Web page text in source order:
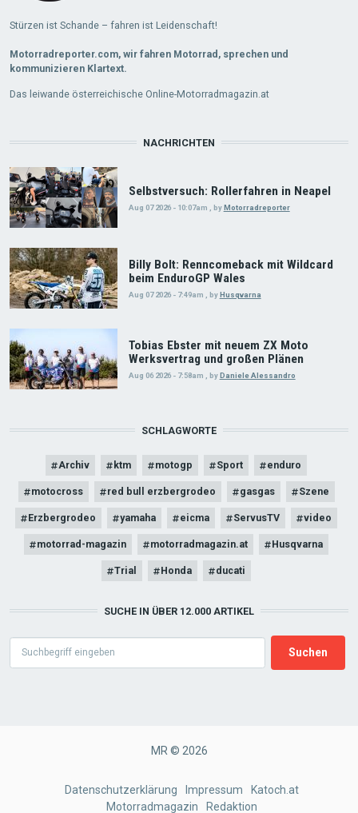
Stürzen ist Schande – fahren ist Leidenschaft!
Motorradreporter.com, wir fahren Motorrad, sprechen und
kommunizieren Klartext.
Das leiwande österreichische Online-Motorradmagazin.at
NACHRICHTEN
Selbstversuch: Rollerfahren in Neapel
Aug 07 2026 - 10:07am byMotorradreporter
Billy Bolt: Renncomeback mit Wildcard
beim EnduroGP Wales
Aug 07 2026 - 7:49am byHusqvarna
Tobias Ebster mit neuem ZX Moto
Werksvertrag und großen Plänen
Aug 06 2026 - 7:58am byDaniele Alessandro
SCHLAGWORTE
Archiv ktm motogp Sport enduro
motocross red bull erzbergrodeo gasgas Szene
Erzbergrodeo yamaha eicma ServusTV video
motorrad-magazin motorradmagazin.at Husqvarna
Trial Honda ducati
SUCHE IN ÜBER 12.000 ARTIKEL
MR © 2026
Datenschutzerklärung Impressum
Katoch.at
Motorradmagazin
Redaktion